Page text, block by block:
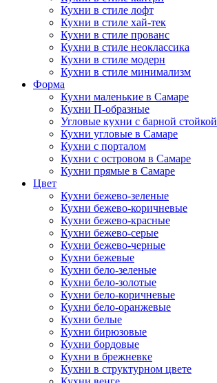
Кухни в стиле лофт
Кухни в стиле хай-тек
Кухни в стиле прованс
Кухни в стиле неоклассика
Кухни в стиле модерн
Кухни в стиле минимализм
Форма
Кухни маленькие в Самаре
Кухни П-образные
Угловые кухни с барной стойкой
Кухни угловые в Самаре
Кухни с порталом
Кухни с островом в Самаре
Кухни прямые в Самаре
Цвет
Кухни бежево-зеленые
Кухни бежево-коричневые
Кухни бежево-красные
Кухни бежево-серые
Кухни бежево-черные
Кухни бежевые
Кухни бело-зеленые
Кухни бело-золотые
Кухни бело-коричневые
Кухни бело-оранжевые
Кухни белые
Кухни бирюзовые
Кухни бордовые
Кухни в брежневке
Кухни в структурном цвете